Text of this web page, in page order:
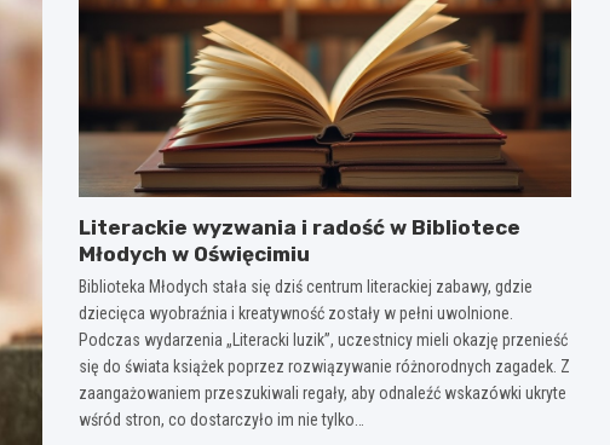
Literackie wyzwania i radość w Bibliotece
Młodych w Oświęcimiu
Biblioteka Młodych stała się dziś centrum literackiej zabawy, gdzie
dziecięca wyobraźnia i kreatywność zostały w pełni uwolnione.
Podczas wydarzenia „Literacki luzik”, uczestnicy mieli okazję przenieść
się do świata książek poprzez rozwiązywanie różnorodnych zagadek. Z
zaangażowaniem przeszukiwali regały, aby odnaleźć wskazówki ukryte
wśród stron, co dostarczyło im nie tylko…